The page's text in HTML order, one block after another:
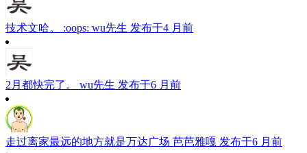
技术文哈。 :oops: wu先生 发布于4 月前
2月都快完了。 wu先生 发布于6 月前
走过离家最远的地方就是万达广场 芭芭雅嘎 发布于6 月前